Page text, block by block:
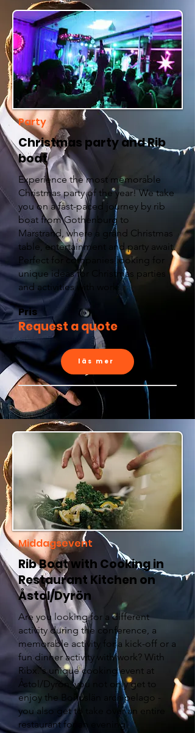
Party
Christmas party and Rib
boat
Experience the most memorable
Christmas party of the year! We take
you on a fast-paced journey by rib
boat from Gothenburg to
Marstrand, where a grand Christmas
table, entertainment and party await.
Perfect for companies looking for
unique ideas for Christmas parties
and activities with work.
Pris
Request a quote
läs mer
Middagsevent
Rib Boat with Cooking in
Restaurant Kitchen on
Åstol/Dyrön
Are you looking for a different
activity during the conference, a
memorable activity for a kick-off or a
fun dinner activity with work? With
Ribx.'s unique cooking event at
Åstol/Dyrön, you not only get to
enjoy the Bohuslän archipelago -
you also get to take over an entire
restaurant for an evening.